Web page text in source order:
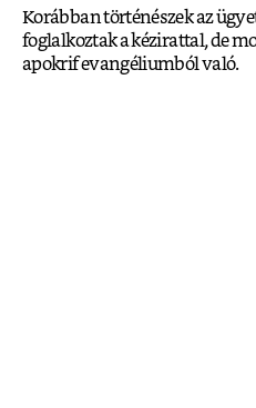
Korábban történészek az
foglalkoztak a kézirattal, de
apokrif evangéliumból való.